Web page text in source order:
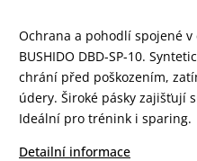
Ochrana a pohodlí spojené
BUSHIDO DBD-SP-10.
chrání před poškozením,
údery. Široké pásky zajišťují
Ideální pro trénink i sparing.
Detailní informace